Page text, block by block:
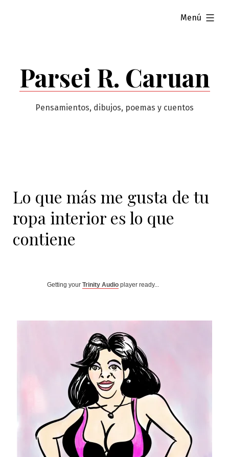
Parsei R. Caruan
Pensamientos, dibujos, poemas y cuentos
Menú
ampliado
Lo que más me gusta de tu
ropa interior es lo que
contiene
Getting your Trinity Audio player ready...